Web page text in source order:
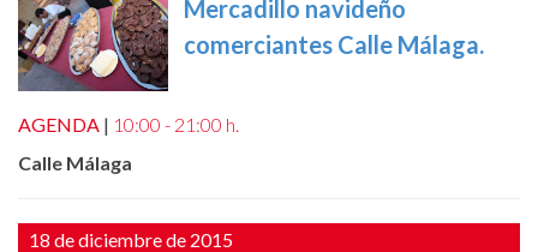
Mercadillo navideño
comerciantes Calle Málaga.
AGENDA | 10:00 - 21:00 h.
Calle Málaga
18 de diciembre de 2015